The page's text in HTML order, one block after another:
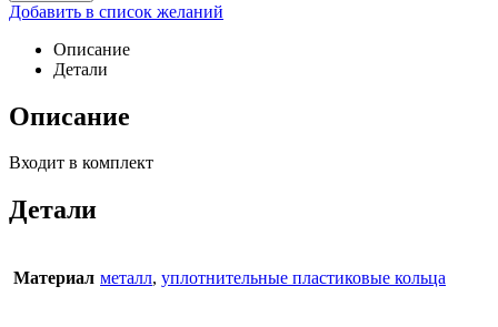
Добавить в список желаний
Описание
Детали
Описание
Входит в комплект
Детали
Материал металл, уплотнительные пластиковые кольца